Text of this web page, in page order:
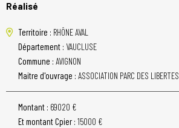
Réalisé
Territoire : RHÔNE AVAL
Département : VAUCLUSE
Commune : AVIGNON
Maitre d'ouvrage : ASSOCIATION PARC DES LIBERTES
Montant : 69020 €
Et montant Cpier : 15000 €